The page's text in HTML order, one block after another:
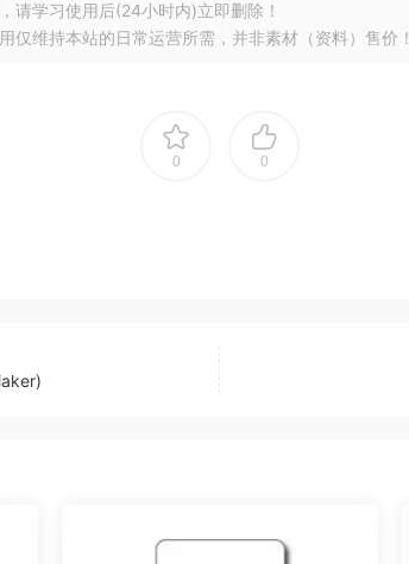
请学习使用后(24小时内)立即删除！
仅维持本站的日常运营所需，并非素材（资料）售价！
0 0